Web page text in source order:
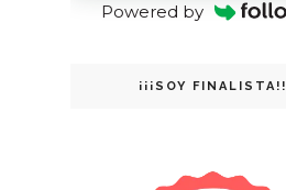
Powered by
¡¡¡SOY FINALISTA!!